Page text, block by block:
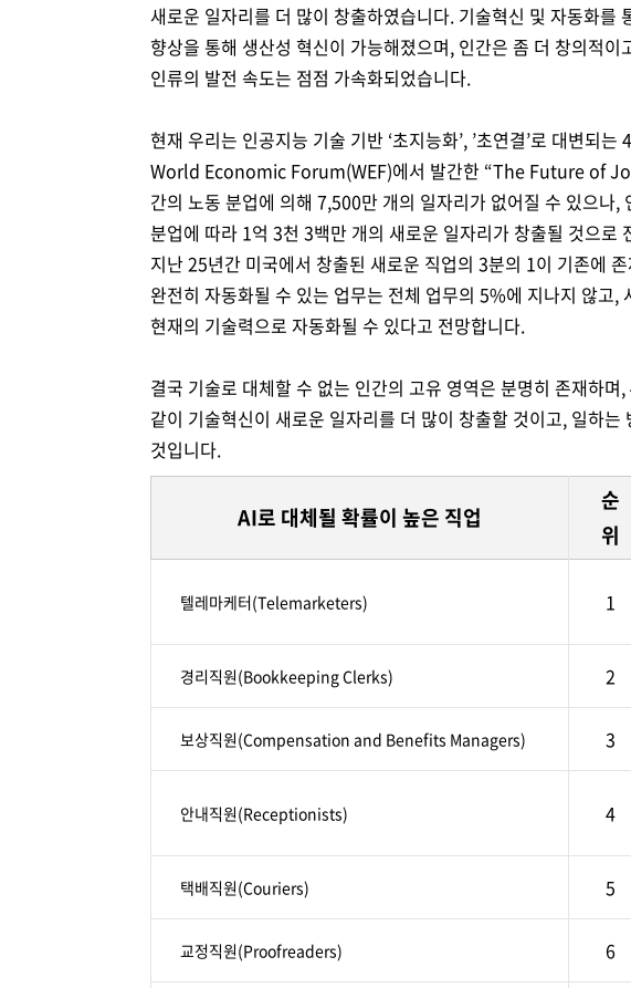
새로운 일자리를 더 많이 창출하였습니다. 기술혁신 및 자동화를
향상을 통해 생산성 혁신이 가능해졌으며, 인간은 좀 더 창의적
인류의 발전 속도는 점점 가속화되었습니다.
현재 우리는 인공지능 기술 기반 ‘초지능화’, ’초연결’로 대변되
World Economic Forum(WEF)에서 발간한 “The Future of
간의 노동 분업에 의해 7,500만 개의 일자리가 없어질 수 있으나
분업에 따라 1억 3천 3백만 개의 새로운 일자리가 창출될 것으로
지난 25년간 미국에서 창출된 새로운 직업의 3분의 1이 기존에
완전히 자동화될 수 있는 업무는 전체 업무의 5%에 지나지 않고
현재의 기술력으로 자동화될 수 있다고 전망합니다.
결국 기술로 대체할 수 없는 인간의 고유 영역은 분명히 존재하
같이 기술혁신이 새로운 일자리를 더 많이 창출할 것이고, 일하
것입니다.
AI로 대체될 확률이 높은 직업
순
위
텔레마케터(Telemarketers) 1
경리직원(Bookkeeping Clerks) 2
보상직원(Compensation and Benefits Managers) 3
안내직원(Receptionists) 4
택배직원(Couriers) 5
교정직원(Proofreaders) 6